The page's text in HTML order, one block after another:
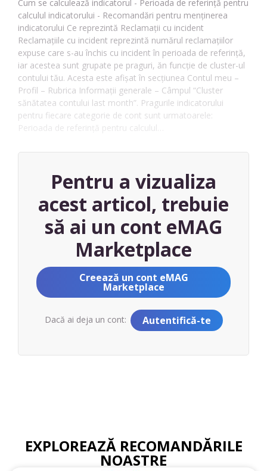
Cum se calculează indicatorul - Perioada de referință pentru
calculul indicatorului - Recomandări pentru menținerea
indicatorului Ce reprezintă Reclamații cu incident
Reclamațiile cu incident reprezintă numărul reclamațiilor
expuse care s-au închis cu incident în perioada de referință,
iar acestea sunt grupate pe praguri, ăn funcție de cluster-ul
contului tău. Acesta este afișat în secțiunea Contul meu –
Profil – Rubrica Informații generale – Câmpul “Cluster
sănătatea contului last month”. Pragurile indicatorului
pentru fiecare categorie de cont sunt urmatoarele:
Perioada de referință pentru calculul…
Pentru a vizualiza
acest articol, trebuie
să ai un cont eMAG
Marketplace
Creează un cont eMAG
Marketplace
Dacă ai deja un cont: Autentifică-te
EXPLOREAZĂ RECOMANDĂRILE
NOASTRE